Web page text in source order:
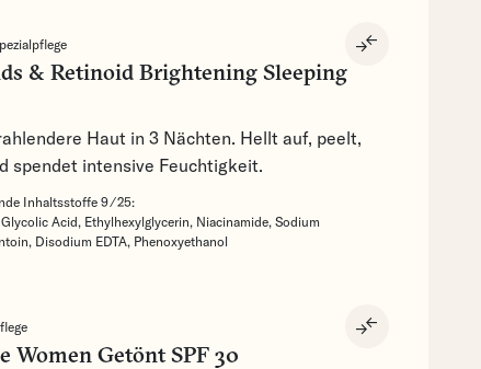
compare_arrows
& Retinoid Brightening Sleeping
Haut in 3 Nächten. Hellt auf, peelt,
spendet intensive Feuchtigkeit.
Inhaltsstoffe 9 ⁄ 25:
Glycolic Acid, Ethylhexylglycerin, Niacinamide, Sodium
Disodium EDTA, Phenoxyethanol
compare_arrows
Women Getönt SPF 30